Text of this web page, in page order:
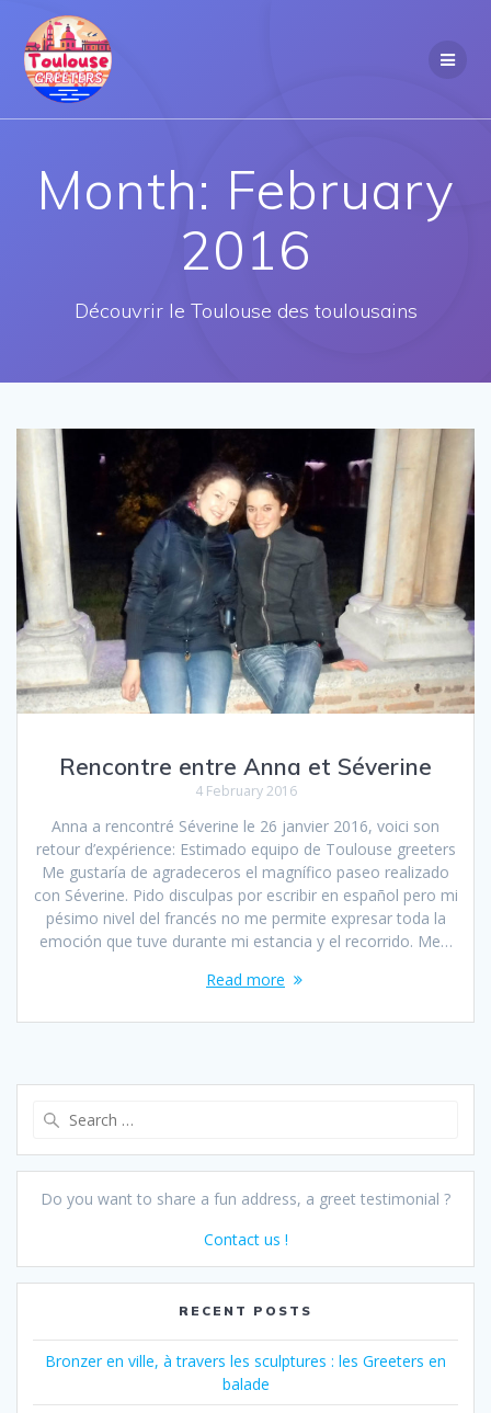
Month: February
2016
Découvrir le Toulouse des toulousains
Rencontre entre Anna et Séverine
4 February 2016
Anna a rencontré Séverine le 26 janvier 2016, voici son
retour d’expérience: Estimado equipo de Toulouse greeters
Me gustaría de agradeceros el magnífico paseo realizado
con Séverine. Pido disculpas por escribir en español pero mi
pésimo nivel del francés no me permite expresar toda la
emoción que tuve durante mi estancia y el recorrido. Me…
Read more
Do you want to share a fun address, a greet testimonial ?
Contact us !
RECENT POSTS
Bronzer en ville, à travers les sculptures : les Greeters en
balade